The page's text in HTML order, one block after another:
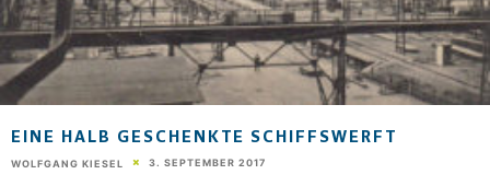
EINE HALB GESCHENKTE SCHIFFSWERFT
WOLFGANG KIESEL 3. SEPTEMBER 2017